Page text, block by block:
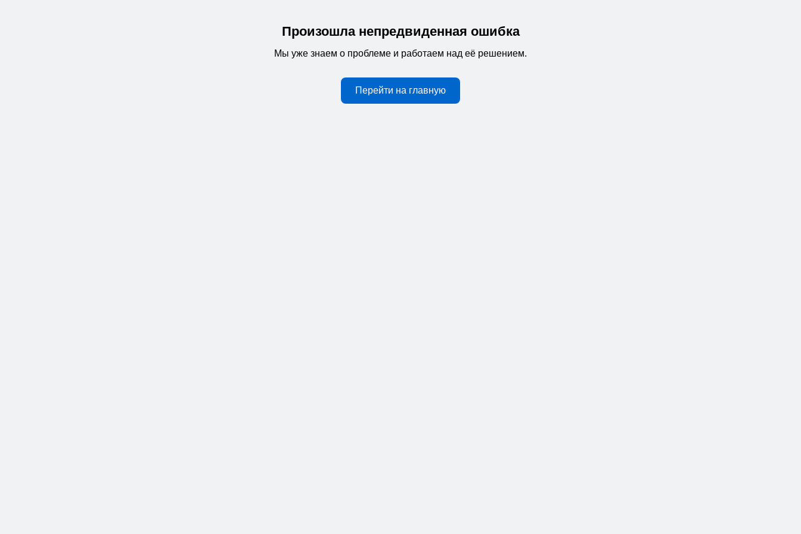
Произошла непредвиденная ошибка
Мы уже знаем о проблеме и работаем над её решением.
Перейти на главную